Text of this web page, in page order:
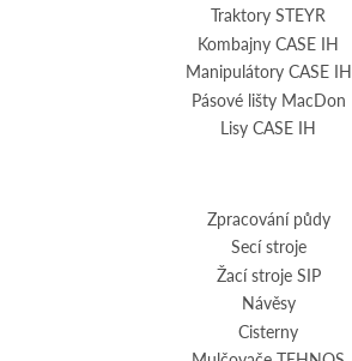
Traktory STEYR
Kombajny CASE IH
Manipulátory CASE IH
Pásové lišty MacDon
Lisy CASE IH
Zpracování půdy
Secí stroje
Žací stroje SIP
Návěsy
Cisterny